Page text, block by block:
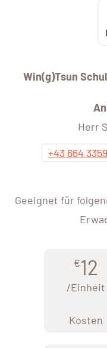
Win(g)Tsun
Herr
+43 664
Geeignet für
€12
/Einheit
Kosten